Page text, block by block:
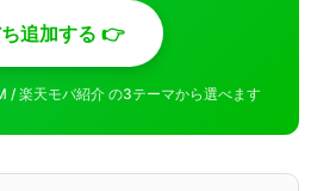
追加する 👉
/ 楽天モバ紹介 の3テーマから選べます